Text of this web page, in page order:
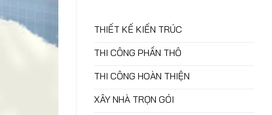
THIẾT KẾ KIẾN TRÚC
THI CÔNG PHẦN THÔ
THI CÔNG HOÀN THIỆN
XÂY NHÀ TRỌN GÓI